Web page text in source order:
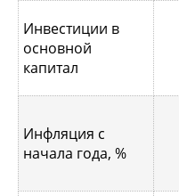
Инвестиции в
основной
капитал
Инфляция с
начала года, %